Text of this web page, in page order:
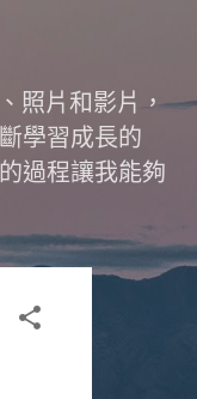
照片和影片，
學習成長的
過程讓我能夠